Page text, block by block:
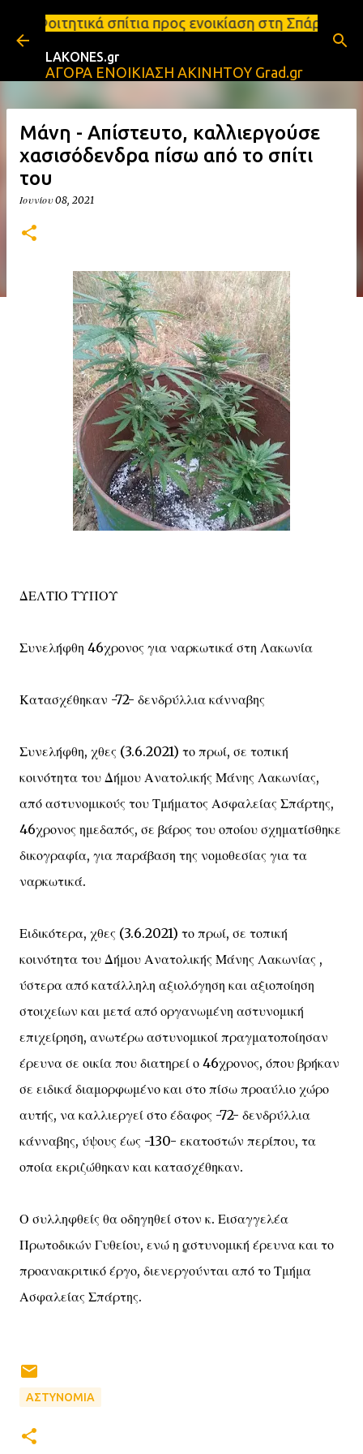
Μετάβαση στο κύριο περιεχόμενο
προς ενοικίαση στη Σπάρτη Ενοικιάσεις
LAKONES.gr
ΑΓΟΡΑ ΕΝΟΙΚΙΑΣΗ ΑΚΙΝΗΤΟΥ Grad.gr
Μάνη - Απίστευτο, καλλιεργούσε
χασισόδενδρα πίσω από το σπίτι
του
Ιουνίου 08, 2021
ΔΕΛΤΙΟ ΤΥΠΟΥ
Συνελήφθη 46χρονος για ναρκωτικά στη Λακωνία
Κατασχέθηκαν -72- δενδρύλλια κάνναβης
Συνελήφθη, χθες (3.6.2021) το πρωί, σε τοπική
κοινότητα του Δήμου Ανατολικής Μάνης Λακωνίας,
από αστυνομικούς του Τμήματος Ασφαλείας Σπάρτης,
46χρονος ημεδαπός, σε βάρος του οποίου σχηματίσθηκε
δικογραφία, για παράβαση της νομοθεσίας για τα
ναρκωτικά.
Ειδικότερα, χθες (3.6.2021) το πρωί, σε τοπική
κοινότητα του Δήμου Ανατολικής Μάνης Λακωνίας ,
ύστερα από κατάλληλη αξιολόγηση και αξιοποίηση
στοιχείων και μετά από οργανωμένη αστυνομική
επιχείρηση, ανωτέρω αστυνομικοί πραγματοποίησαν
έρευνα σε οικία που διατηρεί ο 46χρονος, όπου βρήκαν
σε ειδικά διαμορφωμένο και στο πίσω προαύλιο χώρο
αυτής, να καλλιεργεί στο έδαφος -72- δενδρύλλια
κάνναβης, ύψους έως -130- εκατοστών περίπου, τα
οποία εκριζώθηκαν και κατασχέθηκαν.
Ο συλληφθείς θα οδηγηθεί στον κ. Εισαγγελέα
Πρωτοδικών Γυθείου, ενώ η αστυνομική έρευνα και το
προανακριτικό έργο, διενεργούνται από το Τμήμα
Ασφαλείας Σπάρτης.
ΑΣΤΥΝΟΜΙΑ